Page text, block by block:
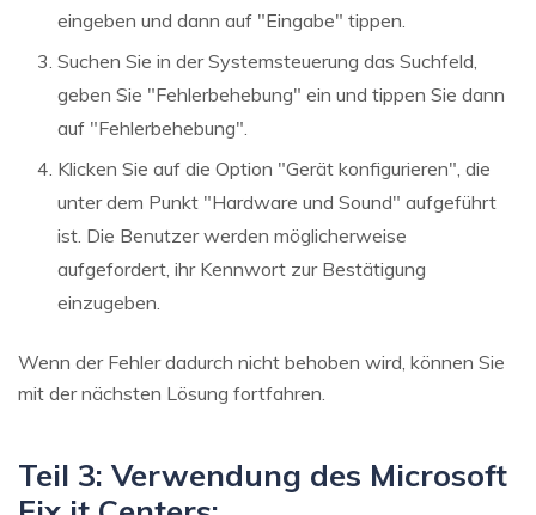
eingeben und dann auf "Eingabe" tippen.
Suchen Sie in der Systemsteuerung das Suchfeld,
geben Sie "Fehlerbehebung" ein und tippen Sie dann
auf "Fehlerbehebung".
Klicken Sie auf die Option "Gerät konfigurieren", die
unter dem Punkt "Hardware und Sound" aufgeführt
ist. Die Benutzer werden möglicherweise
aufgefordert, ihr Kennwort zur Bestätigung
einzugeben.
Wenn der Fehler dadurch nicht behoben wird, können Sie
mit der nächsten Lösung fortfahren.
Teil 3: Verwendung des Microsoft